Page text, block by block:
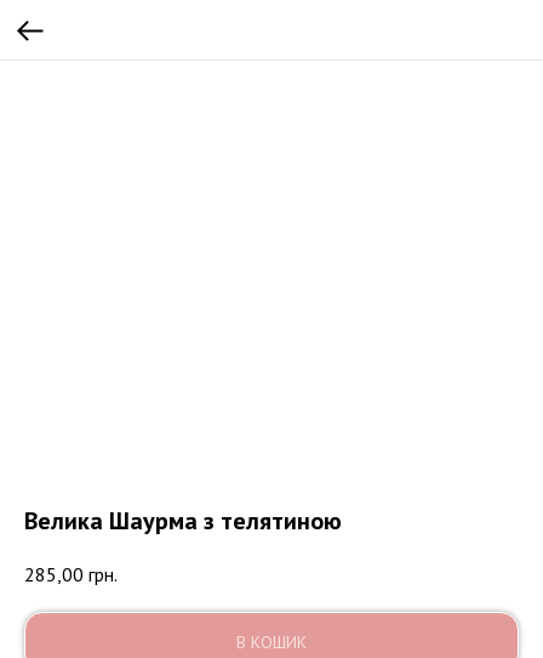
Велика Шаурма з телятиною
285,00 грн.
В КОШИК